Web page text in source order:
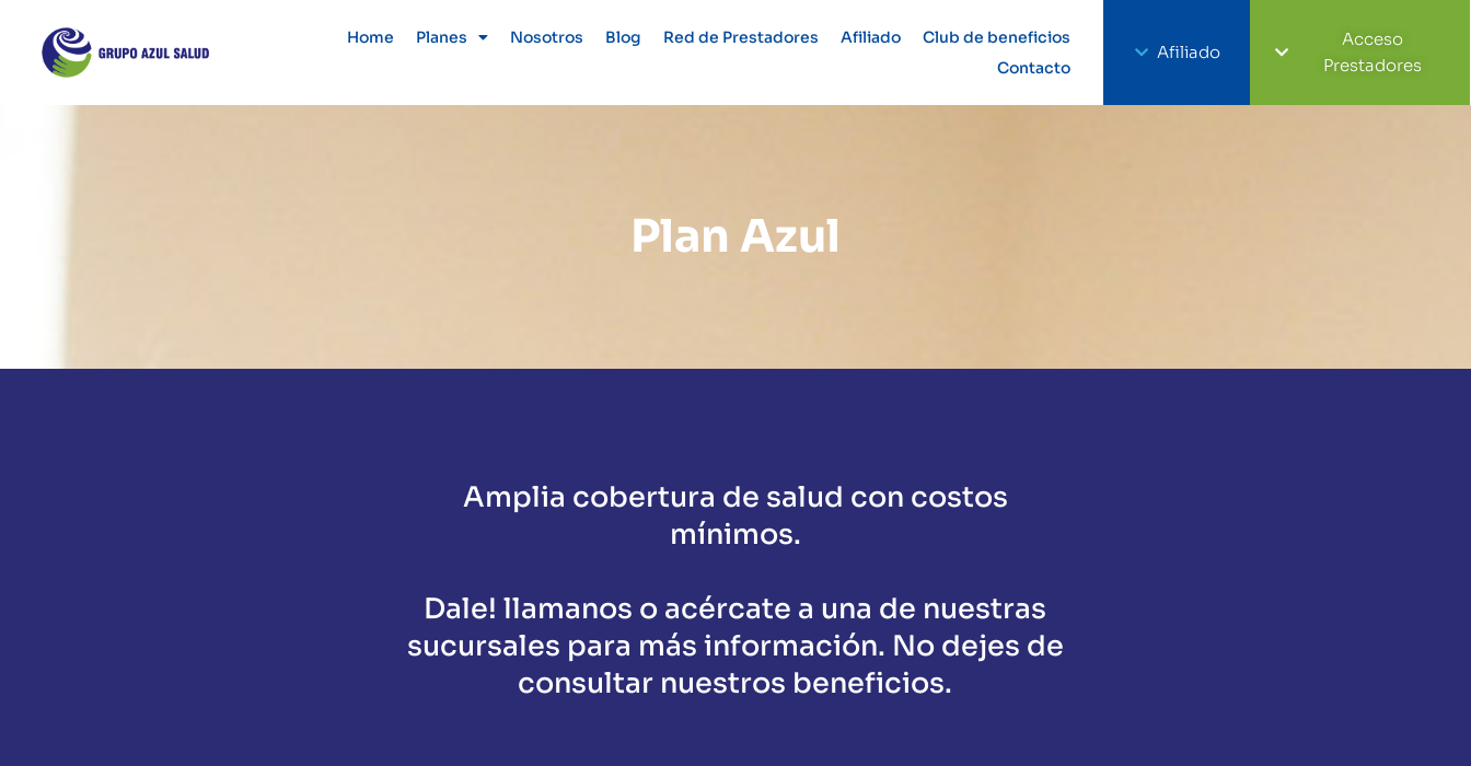
Home Planes Nosotros Blog Red de Prestadores Afiliado
Club de beneficios
Contacto
Afiliado
Acceso
Prestadores
Plan Azul
Amplia cobertura de salud con costos
mínimos.
Dale! llamanos o acércate a una de nuestras
sucursales para más información. No dejes de
consultar nuestros beneficios.